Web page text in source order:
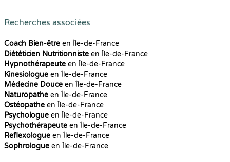
Recherches associées
Coach Bien-être en Île-de-France
Diététicien Nutritionniste en Île-de-France
Hypnothérapeute en Île-de-France
Kinesiologue en Île-de-France
Médecine Douce en Île-de-France
Naturopathe en Île-de-France
Ostéopathe en Île-de-France
Psychologue en Île-de-France
Psychothérapeute en Île-de-France
Reflexologue en Île-de-France
Sophrologue en Île-de-France